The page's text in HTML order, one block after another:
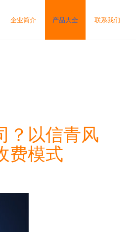
企业简介 产品大全 联系我们
？以信青风
费模式